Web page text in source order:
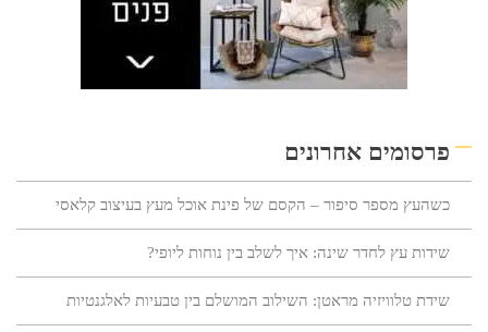
פרסומים אחרונים
כשהעץ מספר סיפור – הקסם של פינת אוכל מעץ בעיצוב קלאסי
שידות עץ לחדר שינה: איך לשלב בין נוחות ליופי?
שידת טלוויזיה מראטן: השילוב המושלם בין טבעיות לאלגנטיות